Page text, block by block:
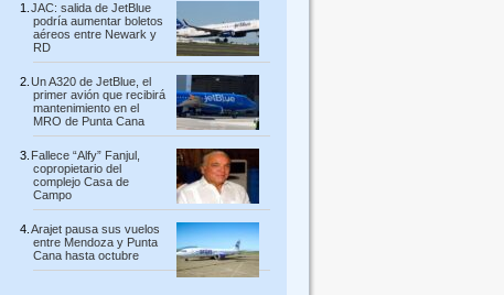
JAC: salida de JetBlue
podría aumentar boletos
aéreos entre Newark y
RD
Un A320 de JetBlue, el
primer avión que recibirá
mantenimiento en el
MRO de Punta Cana
Fallece “Alfy” Fanjul,
copropietario del
complejo Casa de
Campo
Arajet pausa sus vuelos
entre Mendoza y Punta
Cana hasta octubre